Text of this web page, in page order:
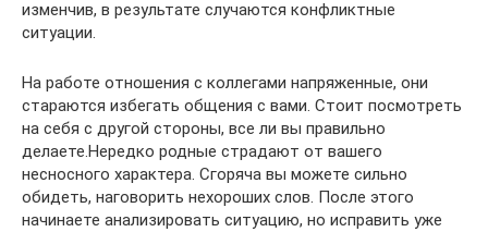
изменчив, в результате случаются конфликтные
ситуации.
На работе отношения с коллегами напряженные, они
стараются избегать общения с вами. Стоит посмотреть
на себя с другой стороны, все ли вы правильно
делаете.Нередко родные страдают от вашего
несносного характера. Сгоряча вы можете сильно
обидеть, наговорить нехороших слов. После этого
начинаете анализировать ситуацию, но исправить уже